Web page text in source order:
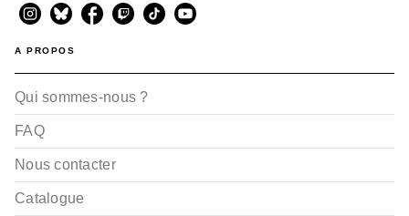
A PROPOS
Qui sommes-nous ?
FAQ
Nous contacter
Catalogue